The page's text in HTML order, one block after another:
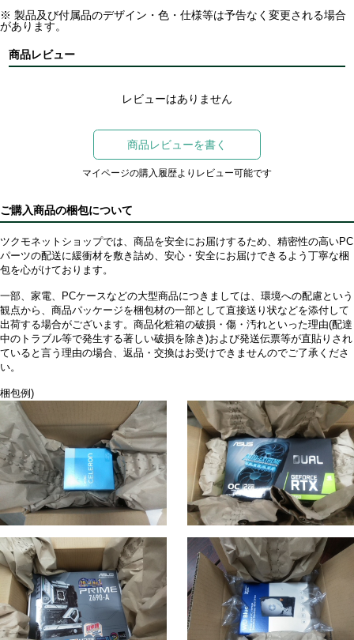
※ 製品及び付属品のデザイン・色・仕様等は予告なく変更される場合
があります。
商品レビュー
レビューはありません
商品レビューを書く
マイページの購入履歴よりレビュー可能です
ご購入商品の梱包について
ツクモネットショップでは、商品を安全にお届けするため、精密性の高いPC
パーツの配送に緩衝材を敷き詰め、安心・安全にお届けできるよう丁寧な梱
包を心がけております。
一部、家電、PCケースなどの大型商品につきましては、環境への配慮という
観点から、商品パッケージを梱包材の一部として直接送り状などを添付して
出荷する場合がございます。商品化粧箱の破損・傷・汚れといった理由(配達
中のトラブル等で発生する著しい破損を除き)および発送伝票等が直貼りされ
ていると言う理由の場合、返品・交換はお受けできませんのでご了承くださ
い。
梱包例)